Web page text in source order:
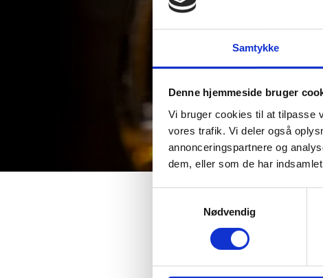
Samtykke
Denne hjemmeside bruger
Vi bruger cookies til at tilpasse
vores trafik. Vi deler også
annonceringspartnere og
dem, eller som de har
Nødvendig